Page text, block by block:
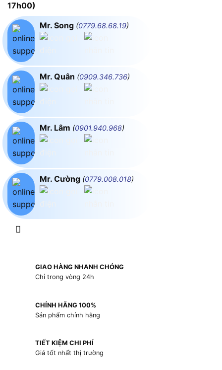
17h00)
Mr. Song (0779.68.68.19)
Mr. Quân (0909.346.736)
Mr. Lâm (0901.940.968)
Mr. Cường (0779.008.018)
GIAO HÀNG NHANH CHÓNG
Chỉ trong vòng 24h
CHÍNH HÃNG 100%
Sản phẩm chính hãng
TIẾT KIỆM CHI PHÍ
Giá tốt nhất thị trường